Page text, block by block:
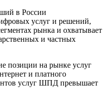
в России
услуг и решений,
рынка и охватывает
и частных
позиции на рынке услуг
и платного
услуг ШПД превышает